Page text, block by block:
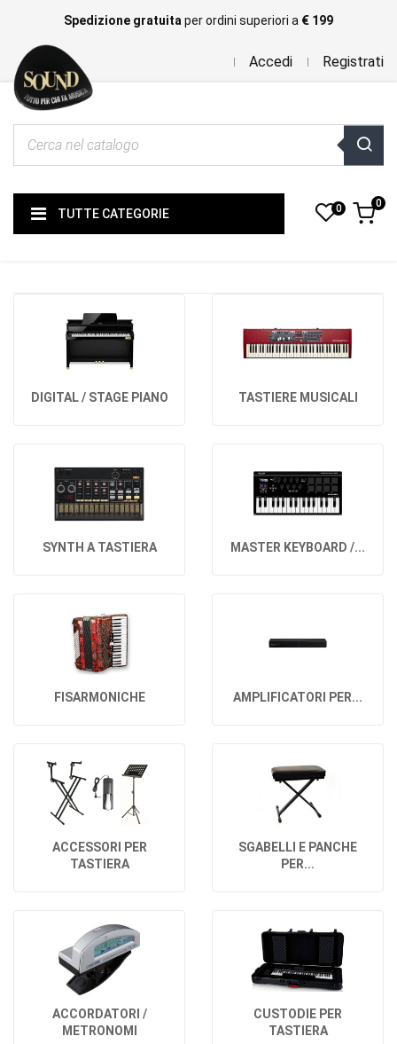
Spedizione gratuita per ordini superiori a € 199
Accedi Registrati
TUTTE CATEGORIE 0 0
DIGITAL / STAGE PIANO TASTIERE MUSICALI
SYNTH A TASTIERA MASTER KEYBOARD /...
FISARMONICHE AMPLIFICATORI PER...
ACCESSORI PER
TASTIERA
SGABELLI E PANCHE
PER...
ACCORDATORI /
METRONOMI
CUSTODIE PER
TASTIERA